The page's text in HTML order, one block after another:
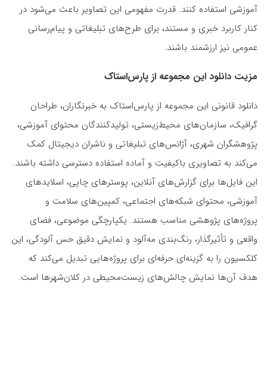
آموزشی استفاده کنند. قدرت مفهومی این تصاویر باعث می‌شود در
کنار کاربرد خبری و مستند، برای طرح‌های تبلیغاتی و پیام‌رسانی
عمومی نیز ارزشمند باشند.
مزیت دانلود این مجموعه از پارس‌استاک
دانلود قانونی این مجموعه از پارس‌استاک به خبرنگاران، طراحان
گرافیک، سازمان‌های محیط‌زیستی، تولیدکنندگان محتوای آموزشی،
پژوهشگران شهری، آژانس‌های تبلیغاتی و ناشران دیجیتال کمک
می‌کند به تصاویری باکیفیت و آماده استفاده دسترسی داشته باشند.
این فایل‌ها برای گزارش‌های آنلاین، پوسترهای چاپی، اسلایدهای
آموزشی، محتوای شبکه‌های اجتماعی، کمپین‌های سلامت و
پروژه‌های پژوهشی مناسب هستند. یکپارچگی موضوعی، فضای
واقعی و تأثیرگذار، رنگ‌بندی مه‌آلود و نمایش دقیق حس آلودگی، این
کلکسیون را به گزینه‌ای حرفه‌ای برای پروژه‌هایی تبدیل می‌کند که
هدف آن‌ها نمایش چالش‌های زیست‌محیطی در کلان‌شهرها است.